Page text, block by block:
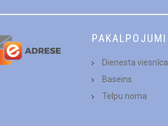
PAKALPOJUMI
Dienesta viesnīca
Baseins
Telpu noma